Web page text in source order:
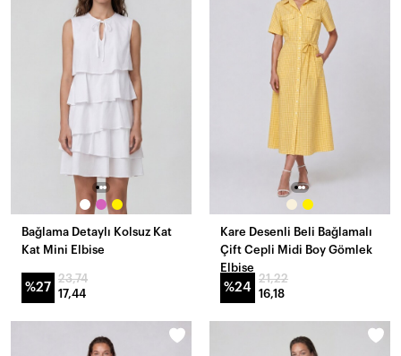
Bağlama Detaylı Kolsuz Kat
Kat Mini Elbise
%27
23,74
17,44
Kare Desenli Beli Bağlamalı
Çift Cepli Midi Boy Gömlek
Elbise
%24
21,22
16,18